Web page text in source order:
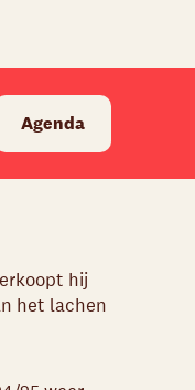
Agenda
hij
het lachen